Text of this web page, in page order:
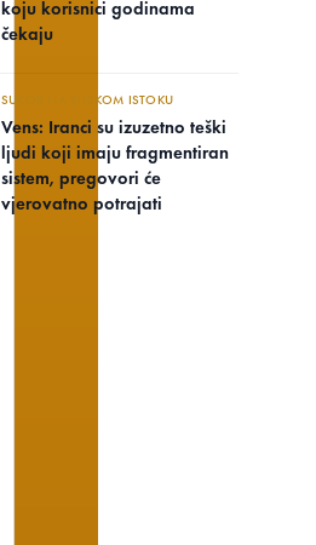
koju korisnici godinama
čekaju
SUKOB NA BLISKOM ISTOKU
Vens: Iranci su izuzetno teški
ljudi koji imaju fragmentiran
sistem, pregovori će
vjerovatno potrajati